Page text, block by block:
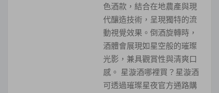
色酒款，結合在地農產與現
代釀造技術，呈現獨特的流
動視覺效果。倒酒旋轉時，
酒體會展現如星空般的璀璨
光影，兼具觀賞性與清爽口
感。 星漩酒哪裡買？星漩酒
可透過璀璨星夜官方通路購